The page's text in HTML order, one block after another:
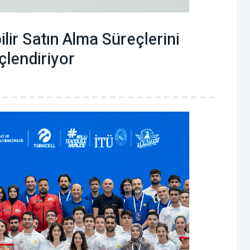
Satın Alma Süreçlerini